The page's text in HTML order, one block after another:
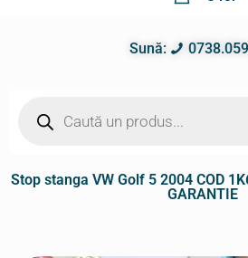
Sună:
Stop stanga VW Golf 5 2004 COD
GARANTIE